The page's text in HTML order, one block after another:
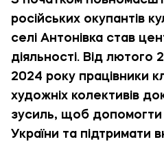
російських окупантів
селі Антонівка став
діяльності. Від лютого
2024 року працівники
художніх колективів
зусиль, щоб
України та підтримати